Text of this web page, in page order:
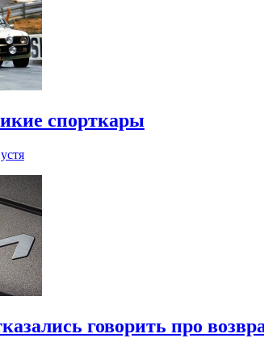
спорткары
говорить про